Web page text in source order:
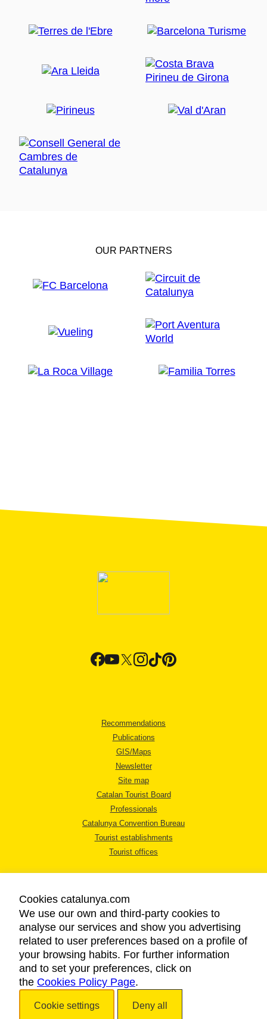
OUR PARTNERS
Recommendations
Publications
GIS/Maps
Newsletter
Site map
Catalan Tourist Board
Professionals
Catalunya Convention Bureau
Tourist establishments
Tourist offices
LEGAL NOTICE
PRIVACY POLICY
COOKIES POLICY
ACCESSIBILITY
Cookies catalunya.com
We use our own and third-party cookies to
analyse our services and show you advertising
related to user preferences based on a profile of
your browsing habits. For further information
and to set your preferences, click on
the Cookies Policy Page.
Cookie settings Deny all